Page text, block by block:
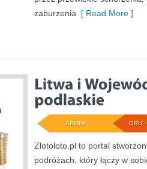
zaburzenia [ Read More ]
GRU
ADMIN
Zlotoloto.pl to portal
podróżach, który łączy w